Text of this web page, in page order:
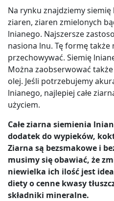
Na rynku znajdziemy siemię
ziaren, ziaren zmielonych
lnianego. Najszersze
nasiona lnu. Tę formę także
przechowywać. Siemię
Można zaobserwować
olej. Jeśli potrzebujemy
lnianego, najlepiej całe
użyciem.
Całe ziarna siemienia
dodatek do wypieków,
Ziarna są bezsmakowe i
musimy się obawiać, że
niewielka ich ilość jest
diety o cenne kwasy
składniki mineralne.